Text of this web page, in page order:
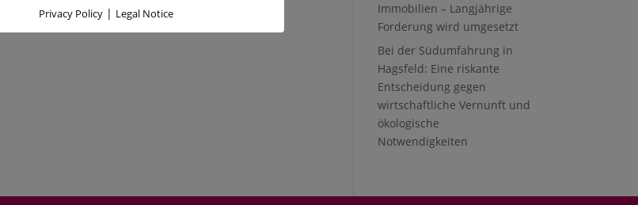
Immobilien – Langjährige
Forderung wird umgesetzt
Bei der Südumfahrung in
Hagsfeld: Eine riskante
Entscheidung gegen
wirtschaftliche Vernunft und
ökologische
Notwendigkeiten
Privacy Policy | Legal Notice